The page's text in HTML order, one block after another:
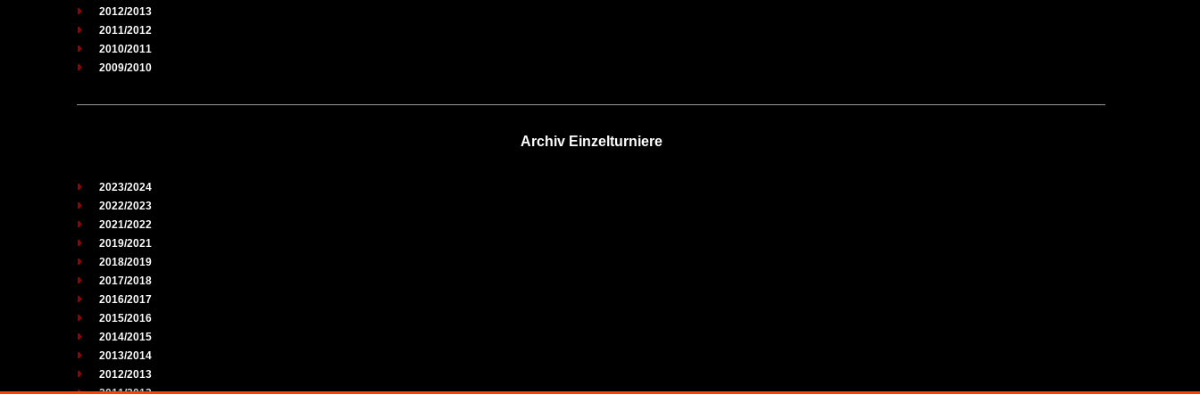
2012/2013
2011/2012
2010/2011
2009/2010
Archiv Einzelturniere
2023/2024
2022/2023
2021/2022
2019/2021
2018/2019
2017/2018
2016/2017
2015/2016
2014/2015
2013/2014
2012/2013